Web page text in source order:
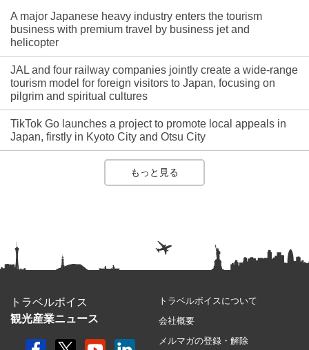
A major Japanese heavy industry enters the tourism
business with premium travel by business jet and
helicopter
JAL and four railway companies jointly create a wide-range
tourism model for foreign visitors to Japan, focusing on
pilgrim and spiritual cultures
TikTok Go launches a project to promote local appeals in
Japan, firstly in Kyoto City and Otsu City
もっと見る
トラベルボイス
観光産業ニュース
トラベルボイスについて
会社概要
メルマガの登録・解除